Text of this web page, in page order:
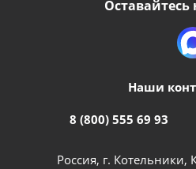
Оставайтесь
Наши
8 (800) 555 69 93
Россия, г. Котельники,